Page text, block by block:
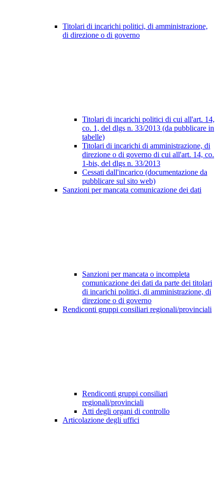
Titolari di incarichi politici, di amministrazione,
di direzione o di governo
Titolari di incarichi politici di cui all'art. 14,
co. 1, del dlgs n. 33/2013 (da pubblicare in
tabelle)
Titolari di incarichi di amministrazione, di
direzione o di governo di cui all'art. 14, co.
1-bis, del dlgs n. 33/2013
Cessati dall'incarico (documentazione da
pubblicare sul sito web)
Sanzioni per mancata comunicazione dei dati
Sanzioni per mancata o incompleta
comunicazione dei dati da parte dei titolari
di incarichi politici, di amministrazione, di
direzione o di governo
Rendiconti gruppi consiliari regionali/provinciali
Rendiconti gruppi consiliari
regionali/provinciali
Atti degli organi di controllo
Articolazione degli uffici